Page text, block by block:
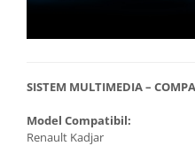
SISTEM MULTIMEDIA –
Model Compatibil:
Renault Kadjar